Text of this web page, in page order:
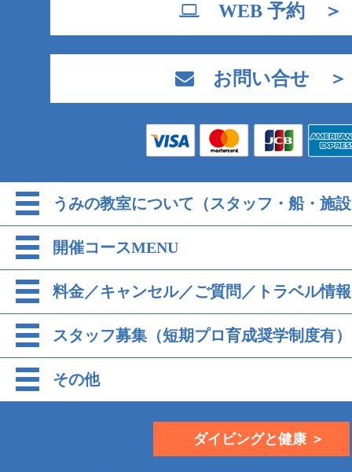
WEB 予約 ＞
お問い合せ ＞
うみの教室について（スタッフ・船・施
開催コースMENU
料金／キャンセル／ご質問／トラベル情報
スタッフ募集（短期プロ育成奨学制度有）
その他
ダイビングと健康 ＞